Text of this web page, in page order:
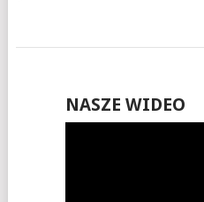
NASZE WIDEO